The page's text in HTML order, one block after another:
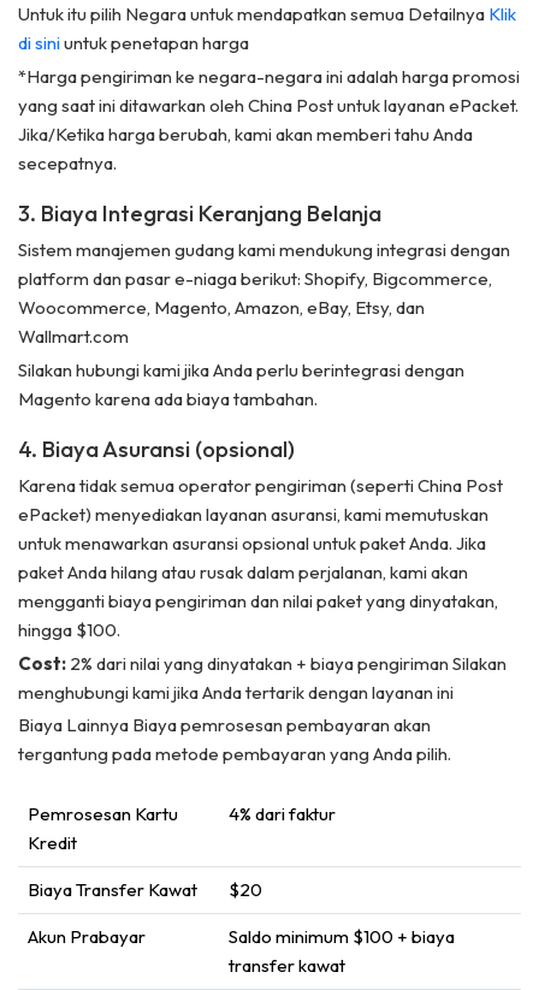
Untuk itu pilih Negara untuk mendapatkan semua Detailnya Klik
di siniuntuk penetapan harga
*Harga pengiriman ke negara-negara ini adalah harga promosi
yang saat ini ditawarkan oleh China Post untuk layanan ePacket.
Jika/Ketika harga berubah, kami akan memberi tahu Anda
secepatnya.
3. Biaya Integrasi Keranjang Belanja
Sistem manajemen gudang kami mendukung integrasi dengan
platform dan pasar e-niaga berikut: Shopify, Bigcommerce,
Woocommerce, Magento, Amazon, eBay, Etsy, dan
Wallmart.com
Silakan hubungi kami jika Anda perlu berintegrasi dengan
Magento karena ada biaya tambahan.
4. Biaya Asuransi (opsional)
Karena tidak semua operator pengiriman (seperti China Post
ePacket) menyediakan layanan asuransi, kami memutuskan
untuk menawarkan asuransi opsional untuk paket Anda. Jika
paket Anda hilang atau rusak dalam perjalanan, kami akan
mengganti biaya pengiriman dan nilai paket yang dinyatakan,
hingga $100.
Cost: 2% dari nilai yang dinyatakan + biaya pengiriman Silakan
menghubungi kami jika Anda tertarik dengan layanan ini
Biaya Lainnya Biaya pemrosesan pembayaran akan
tergantung pada metode pembayaran yang Anda pilih.
Pemrosesan Kartu
Kredit
4% dari faktur
Biaya Transfer Kawat $20
Akun Prabayar
Saldo minimum $100 + biaya
transfer kawat